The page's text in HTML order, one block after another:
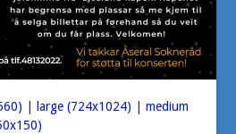
large (724x1024) |medium